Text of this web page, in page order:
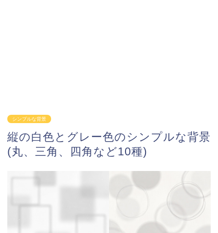
シンプルな背景
縦の白色とグレー色のシンプルな背景
(丸、三角、四角など10種)